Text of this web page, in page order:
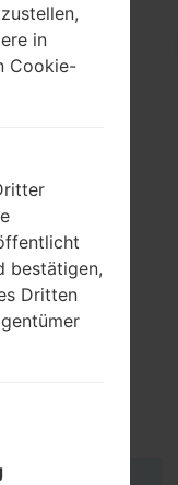
in
Cookie-
bestätigen,
Dritten